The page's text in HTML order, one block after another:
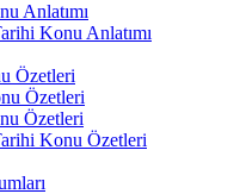
Anlatımı
Konu Anlatımı
Özetleri
Özetleri
Özetleri
Konu Özetleri